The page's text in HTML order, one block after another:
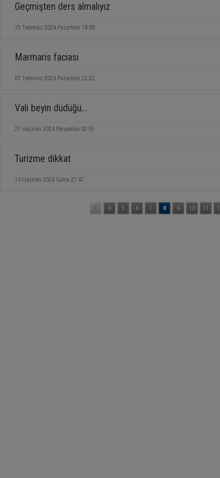
Geçmişten ders almalıyız
15 Temmuz 2024 Pazartesi 18:00
Marmaris faciası
01 Temmuz 2024 Pazartesi 22:22
Vali beyin düdüğü...
27 Haziran 2024 Perşembe 02:55
Turizme dikkat
14 Haziran 2024 Cuma 21:47
4 5 6 7 8 9 10 11